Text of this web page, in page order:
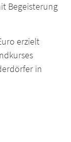
Begeisterung
erzielt
in